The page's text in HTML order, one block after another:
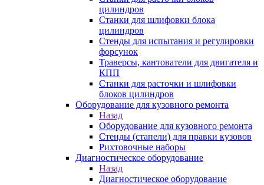
цилиндров
Станки для шлифовки блока
цилиндров
Стенды для испытания и регулировки
форсунок
Траверсы, кантователи для двигателя и
КПП
Станки для расточки и шлифовки
блоков цилиндров
Оборудование для кузовного ремонта
Назад
Оборудование для кузовного ремонта
Стенды (стапели) для правки кузовов
Рихтовочные наборы
Диагностическое оборудование
Назад
Диагностическое оборудование